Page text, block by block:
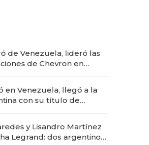
de Venezuela, lideró las
de Chevron en
en Venezuela, llegó a la
con su título de
"fast premium"
y Lisandro Martínez
Legrand: dos argentinos